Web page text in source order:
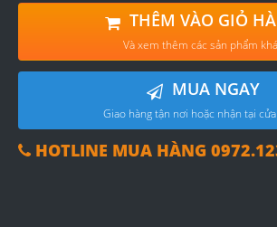
THÊM VÀO GIỎ
Và xem thêm các sản phẩm
MUA NGAY
Giao hàng tận nơi hoặc nhận tại
HOTLINE MUA HÀNG